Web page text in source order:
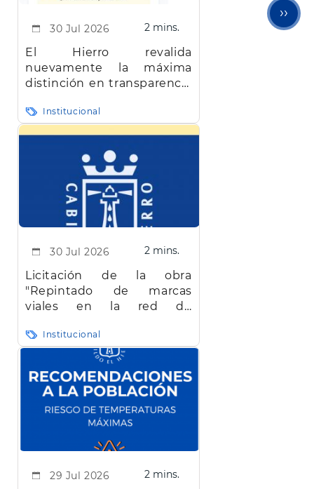
30 Jul 2026 2 mins.
El Hierro revalida
nuevamente la máxima
distinción en transparencia
Institucional
30 Jul 2026 2 mins.
Licitación de la obra
"Repintado de marcas
viales en la red de
Hierro"
Institucional
29 Jul 2026 2 mins.
››